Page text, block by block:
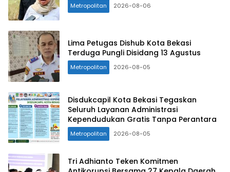
Metropolitan 2026-08-06
Lima Petugas Dishub Kota Bekasi
Terduga Pungli Disidang 13 Agustus
Metropolitan 2026-08-05
Disdukcapil Kota Bekasi Tegaskan
Seluruh Layanan Administrasi
Kependudukan Gratis Tanpa Perantara
Metropolitan 2026-08-05
Tri Adhianto Teken Komitmen